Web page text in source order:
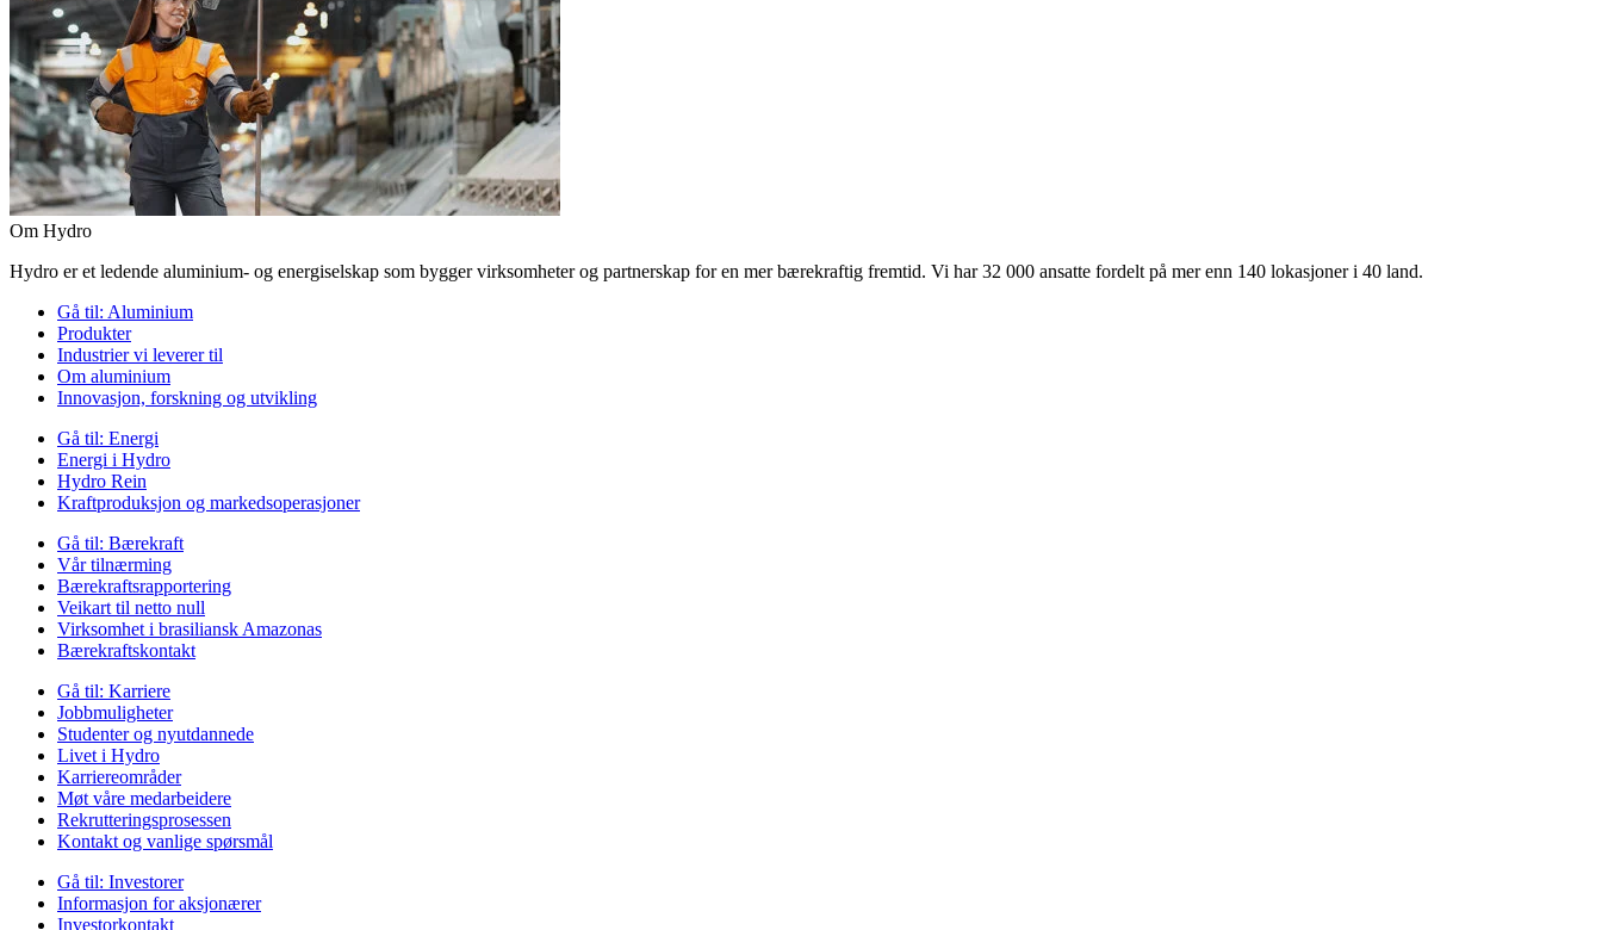
Om Hydro
Hydro er et ledende aluminium- og energiselskap som bygger virksomheter og partnerskap for en mer bærekraftig fremtid. Vi har 32 000 ansatte fordelt på mer enn 140 lokasjoner i 40 land.
Gå til: Aluminium
Produkter
Industrier vi leverer til
Om aluminium
Innovasjon, forskning og utvikling
Gå til: Energi
Energi i Hydro
Hydro Rein
Kraftproduksjon og markedsoperasjoner
Gå til: Bærekraft
Vår tilnærming
Bærekraftsrapportering
Veikart til netto null
Virksomhet i brasiliansk Amazonas
Bærekraftskontakt
Gå til: Karriere
Jobbmuligheter
Studenter og nyutdannede
Livet i Hydro
Karriereområder
Møt våre medarbeidere
Rekrutteringsprosessen
Kontakt og vanlige spørsmål
Gå til: Investorer
Informasjon for aksjonærer
Investorkontakt